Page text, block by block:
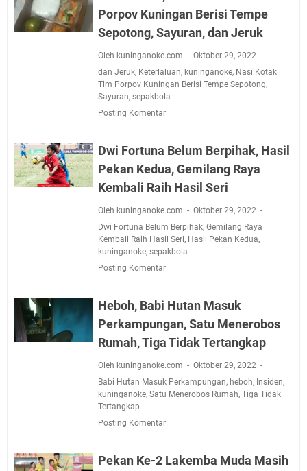
Porpov Kuningan Berisi Tempe
Sepotong, Sayuran, dan Jeruk
Oleh kuninganoke.com
Oktober 29, 2022
dan Jeruk, Keterlaluan, kuninganoke, Nasi Kotak
Tim Porpov Kuningan Berisi Tempe Sepotong,
Sayuran, sepakbola
Posting Komentar
Dwi Fortuna Belum Berpihak, Hasil
Pekan Kedua, Gemilang Raya
Kembali Raih Hasil Seri
Oleh kuninganoke.com
Oktober 29, 2022
Dwi Fortuna Belum Berpihak, Gemilang Raya
Kembali Raih Hasil Seri, Hasil Pekan Kedua,
kuninganoke, sepakbola
Posting Komentar
Heboh, Babi Hutan Masuk
Perkampungan, Satu Menerobos
Rumah, Tiga Tidak Tertangkap
Oleh kuninganoke.com
Oktober 29, 2022
Babi Hutan Masuk Perkampungan, heboh, Insiden,
kuninganoke, Satu Menerobos Rumah, Tiga Tidak
Tertangkap
Posting Komentar
Pekan Ke-2 Lakemba Muda Masih